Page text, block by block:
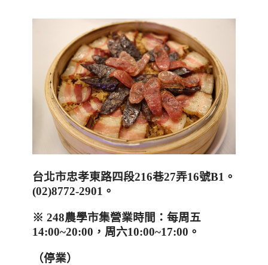
台北市忠孝東路四段216巷27弄16號B1 。
(02)8772-2901 。
※ 248農學市集營業時間：每周五
14:00~20:00 ，周六10:00~17:00 。
（停業）